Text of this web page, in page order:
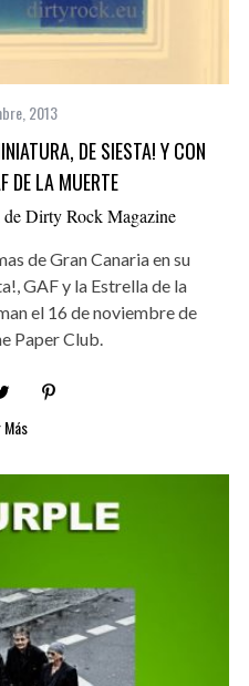
2013
DE SIESTA! Y CON
DE LA MUERTE
Dirty Rock Magazine
de Gran Canaria en su
GAF y la Estrella de la
el 16 de noviembre de
Paper Club.
Más